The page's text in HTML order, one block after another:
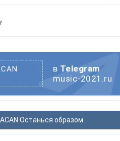
в Telegram
music-2021.ru
Останься образом